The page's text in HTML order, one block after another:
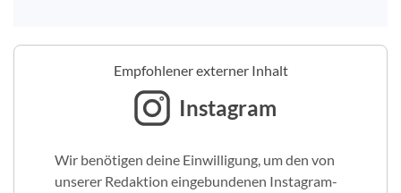
Empfohlener externer Inhalt
Instagram
Wir benötigen deine Einwilligung, um den von
unserer Redaktion eingebundenen Instagram-